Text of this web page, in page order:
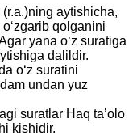
aytishicha,
qolganini
yana o‘z suratiga
dalildir.
o‘z suratini
undan yuz
suratlar Haq ta’olo
kishidir.